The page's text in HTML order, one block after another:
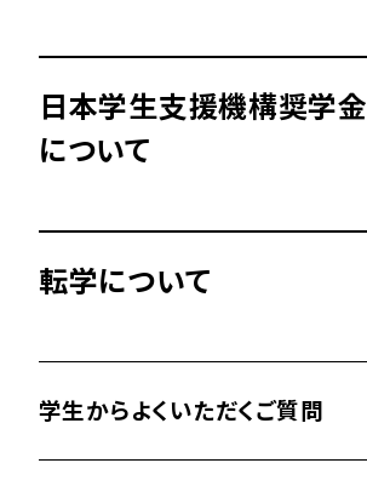
日本学生支援機構奨学金
について
転学について
学生からよくいただくご質問